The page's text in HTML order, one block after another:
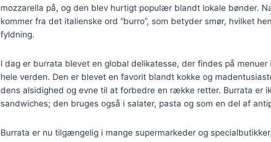
mozzarella på, og den blev hurtigt populær blandt lokale bønder.
kommer fra det italienske ord “burro”, som betyder smør, hvilket
fyldning.
I dag er burrata blevet en global delikatesse, der findes på menuer
hele verden. Den er blevet en favorit blandt kokke og
dens alsidighed og evne til at forbedre en række retter. Burrata er
sandwiches; den bruges også i salater, pasta og som en del af
Burrata er nu tilgængelig i mange supermarkeder og